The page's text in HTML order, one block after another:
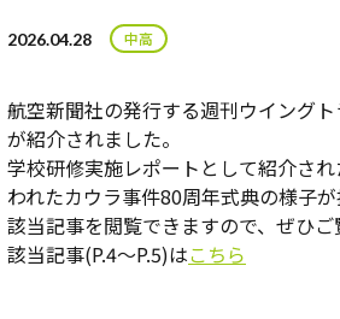
2026.04.28
航空新聞社の発行する週刊ウイング
が紹介されました。
学校研修実施レポートとして紹介さ
われたカウラ事件80周年式典の様子
該当記事を閲覧できますので、ぜひ
該当記事(P.4～P.5)はこちら